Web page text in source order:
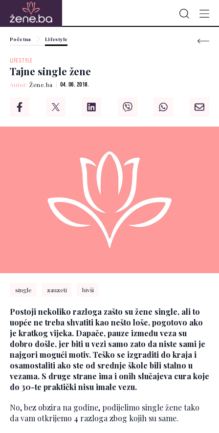
Početna Lifestyle
LIFESTYLE
Tajne single žene
Autor:Žene.ba 04. 06. 2018.
single zauzeti bivši
Postoji nekoliko razloga zašto su žene single, ali to
uopće ne treba shvatiti kao nešto loše, pogotovo ako
je kratkog vijeka. Dapače, pauze između veza su
dobro došle, jer biti u vezi samo zato da niste sami je
najgori mogući motiv. Teško se izgraditi do kraja i
osamostaliti ako ste od srednje škole bili stalno u
vezama. S druge strane ima i onih slučajeva cura koje
do 30-te praktički nisu imale vezu.
No, bez obzira na godine, podijelimo single žene tako
da vam otkrijemo 4 razloga zbog kojih su same.